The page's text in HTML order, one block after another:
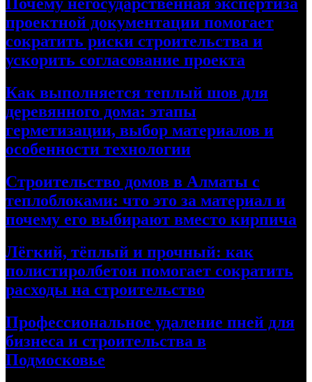
Почему негосударственная экспертиза
проектной документации помогает
сократить риски строительства и
ускорить согласование проекта
Как выполняется теплый шов для
деревянного дома: этапы
герметизации, выбор материалов и
особенности технологии
Строительство домов в Алматы с
теплоблоками: что это за материал и
почему его выбирают вместо кирпича
Лёгкий, тёплый и прочный: как
полистиролбетон помогает сократить
расходы на строительство
Профессиональное удаление пней для
бизнеса и строительства в
Подмосковье